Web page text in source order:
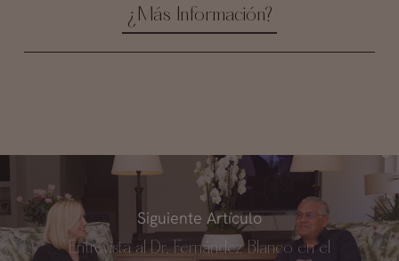
¿Más Información?
Siguiente Artículo
Entrevista al Dr. Fernández Blanco en el